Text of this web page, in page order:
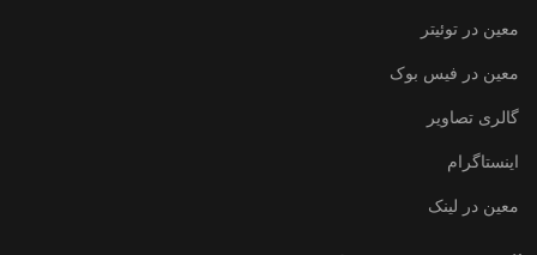
معین در توئیتر
معین در فیس بوک
گالری تصاویر
اینستاگرام
معین در لینک